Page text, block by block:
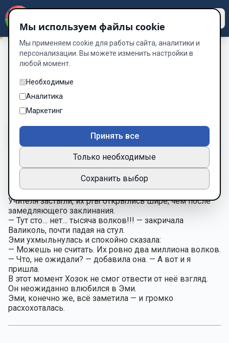
Сентябрь / Тут 100… нет, 1000 волков!
Тут 100… нет, 1000 волков!
Глава 5 из 7
Шрифт
Наступило 10 сентября.
Эми вошла в школу — и за ней шагала огромная стая
волков. Не один, не два… даже не сто.
Учителя застыли, их рты открылись шире, чем после
замедляющего заклинания.
— Тут сто… нет… тысяча волков!!! — закричала
Валиколь, почти падая на стул.
Эми ухмыльнулась и спокойно сказала:
— Можешь не считать. Их ровно два миллиона волков.
— Что, не ожидали? — добавила она. — А вот и я
пришла.
В этот момент Хозок не смог отвести от неё взгляд.
Он неожиданно влюбился в Эми.
Эми, конечно же, всё заметила — и громко
расхохоталась.
Мы используем файлы cookie
Мы применяем cookie для работы сайта, аналитики и
персонализации. Вы можете изменить настройки в
любой момент.
Необходимые
Аналитика
Маркетинг
Принять все
Только необходимые
Сохранить выбор